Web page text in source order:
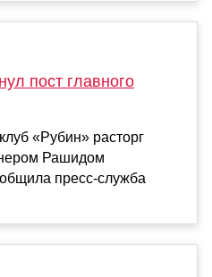
пост главного
«Рубин» расторг
Рашидом
пресс-служба